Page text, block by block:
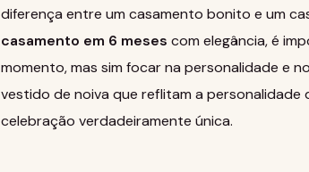
diferença entre um casamento bonito e um
casamento em 6 meses com elegância, é
momento, mas sim focar na personalidade e
vestido de noiva que reflitam a
celebração verdadeiramente única.